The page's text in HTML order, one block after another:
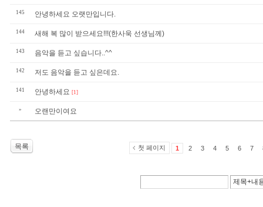
145 안녕하세요 오랫만입니다.
144 새해 복 많이 받으세요!!!(한사욱 선생님께)
143 음악을 듣고 싶습니다..^^
142 저도 음악을 듣고 싶은데요.
141 안녕하세요 [1]
» 오랜만이여요
목록 첫 페이지 1 2 3 4 5 6 7